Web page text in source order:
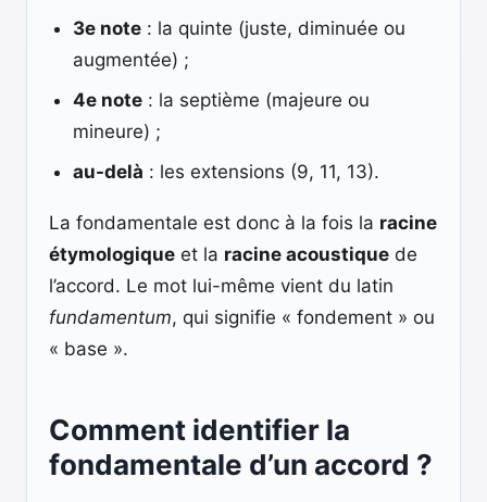
3e note : la quinte (juste, diminuée ou
augmentée) ;
4e note : la septième (majeure ou
mineure) ;
au-delà : les extensions (9, 11, 13).
La fondamentale est donc à la fois la racine
étymologique et la racine acoustique de
l’accord. Le mot lui-même vient du latin
fundamentum, qui signifie « fondement » ou
« base ».
Comment identifier la
fondamentale d’un accord ?